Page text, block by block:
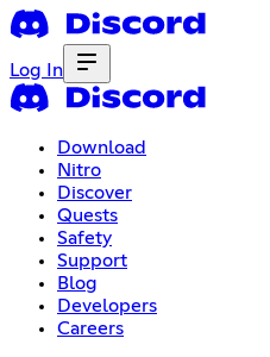
Log In
Download
Nitro
Discover
Quests
Safety
Support
Blog
Developers
Careers